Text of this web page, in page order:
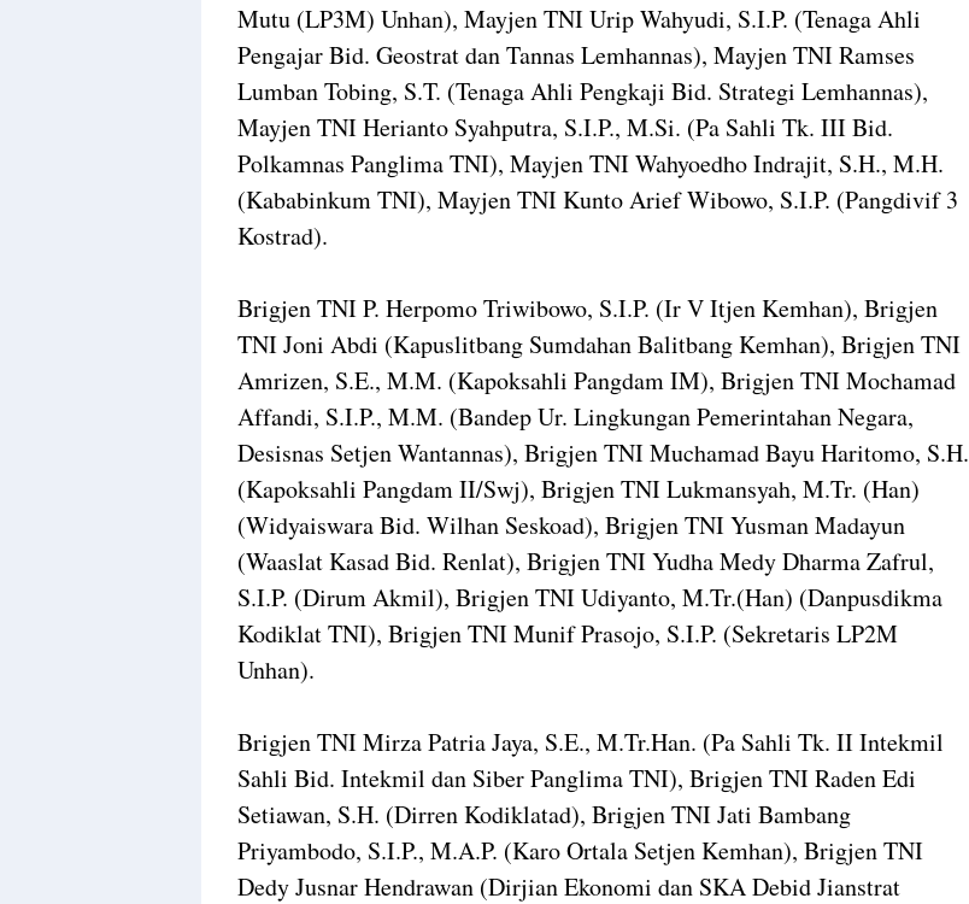
Mutu (LP3M) Unhan), Mayjen TNI Urip Wahyudi, S.I.P. (Tenaga Ahli
Pengajar Bid. Geostrat dan Tannas Lemhannas), Mayjen TNI Ramses
Lumban Tobing, S.T. (Tenaga Ahli Pengkaji Bid. Strategi Lemhannas),
Mayjen TNI Herianto Syahputra, S.I.P., M.Si. (Pa Sahli Tk. III Bid.
Polkamnas Panglima TNI), Mayjen TNI Wahyoedho Indrajit, S.H., M.H.
(Kababinkum TNI), Mayjen TNI Kunto Arief Wibowo, S.I.P. (Pangdivif 3
Kostrad).
Brigjen TNI P. Herpomo Triwibowo, S.I.P. (Ir V Itjen Kemhan), Brigjen
TNI Joni Abdi (Kapuslitbang Sumdahan Balitbang Kemhan), Brigjen TNI
Amrizen, S.E., M.M. (Kapoksahli Pangdam IM), Brigjen TNI Mochamad
Affandi, S.I.P., M.M. (Bandep Ur. Lingkungan Pemerintahan Negara,
Desisnas Setjen Wantannas), Brigjen TNI Muchamad Bayu Haritomo, S.H.
(Kapoksahli Pangdam II/Swj), Brigjen TNI Lukmansyah, M.Tr. (Han)
(Widyaiswara Bid. Wilhan Seskoad), Brigjen TNI Yusman Madayun
(Waaslat Kasad Bid. Renlat), Brigjen TNI Yudha Medy Dharma Zafrul,
S.I.P. (Dirum Akmil), Brigjen TNI Udiyanto, M.Tr.(Han) (Danpusdikma
Kodiklat TNI), Brigjen TNI Munif Prasojo, S.I.P. (Sekretaris LP2M
Unhan).
Brigjen TNI Mirza Patria Jaya, S.E., M.Tr.Han. (Pa Sahli Tk. II Intekmil
Sahli Bid. Intekmil dan Siber Panglima TNI), Brigjen TNI Raden Edi
Setiawan, S.H. (Dirren Kodiklatad), Brigjen TNI Jati Bambang
Priyambodo, S.I.P., M.A.P. (Karo Ortala Setjen Kemhan), Brigjen TNI
Dedy Jusnar Hendrawan (Dirjian Ekonomi dan SKA Debid Jianstrat